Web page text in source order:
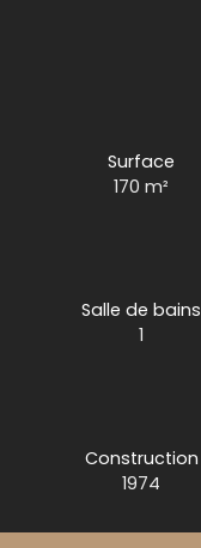
Surface
170m²
Salle de bains
1
Construction
1974